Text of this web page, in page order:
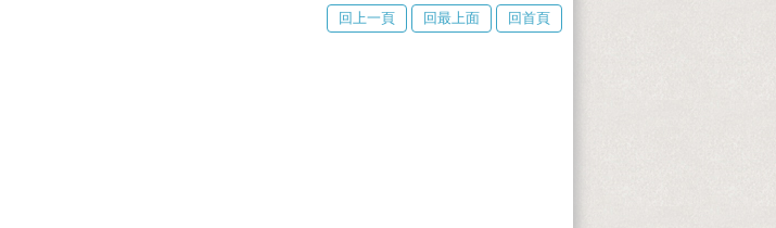
回上一頁 回最上面 回首頁